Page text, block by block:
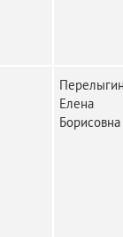
Елена
Борисовна